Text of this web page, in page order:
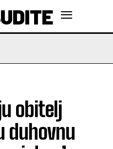
obitelj
duhovnu